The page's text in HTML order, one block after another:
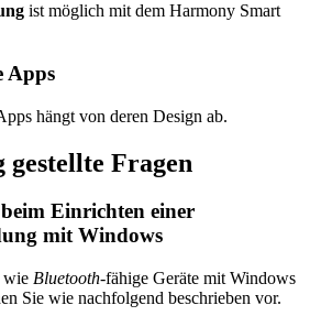
ist möglich mit dem Harmony Smart
Apps
hängt von deren Design ab.
gestellte Fragen
Einrichten einer
mit Windows
wie Bluetooth-fähige Geräte mit Windows
Sie wie nachfolgend beschrieben vor.